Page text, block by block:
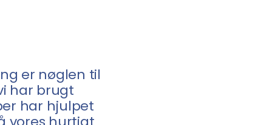
er nøglen til
har brugt
har hjulpet